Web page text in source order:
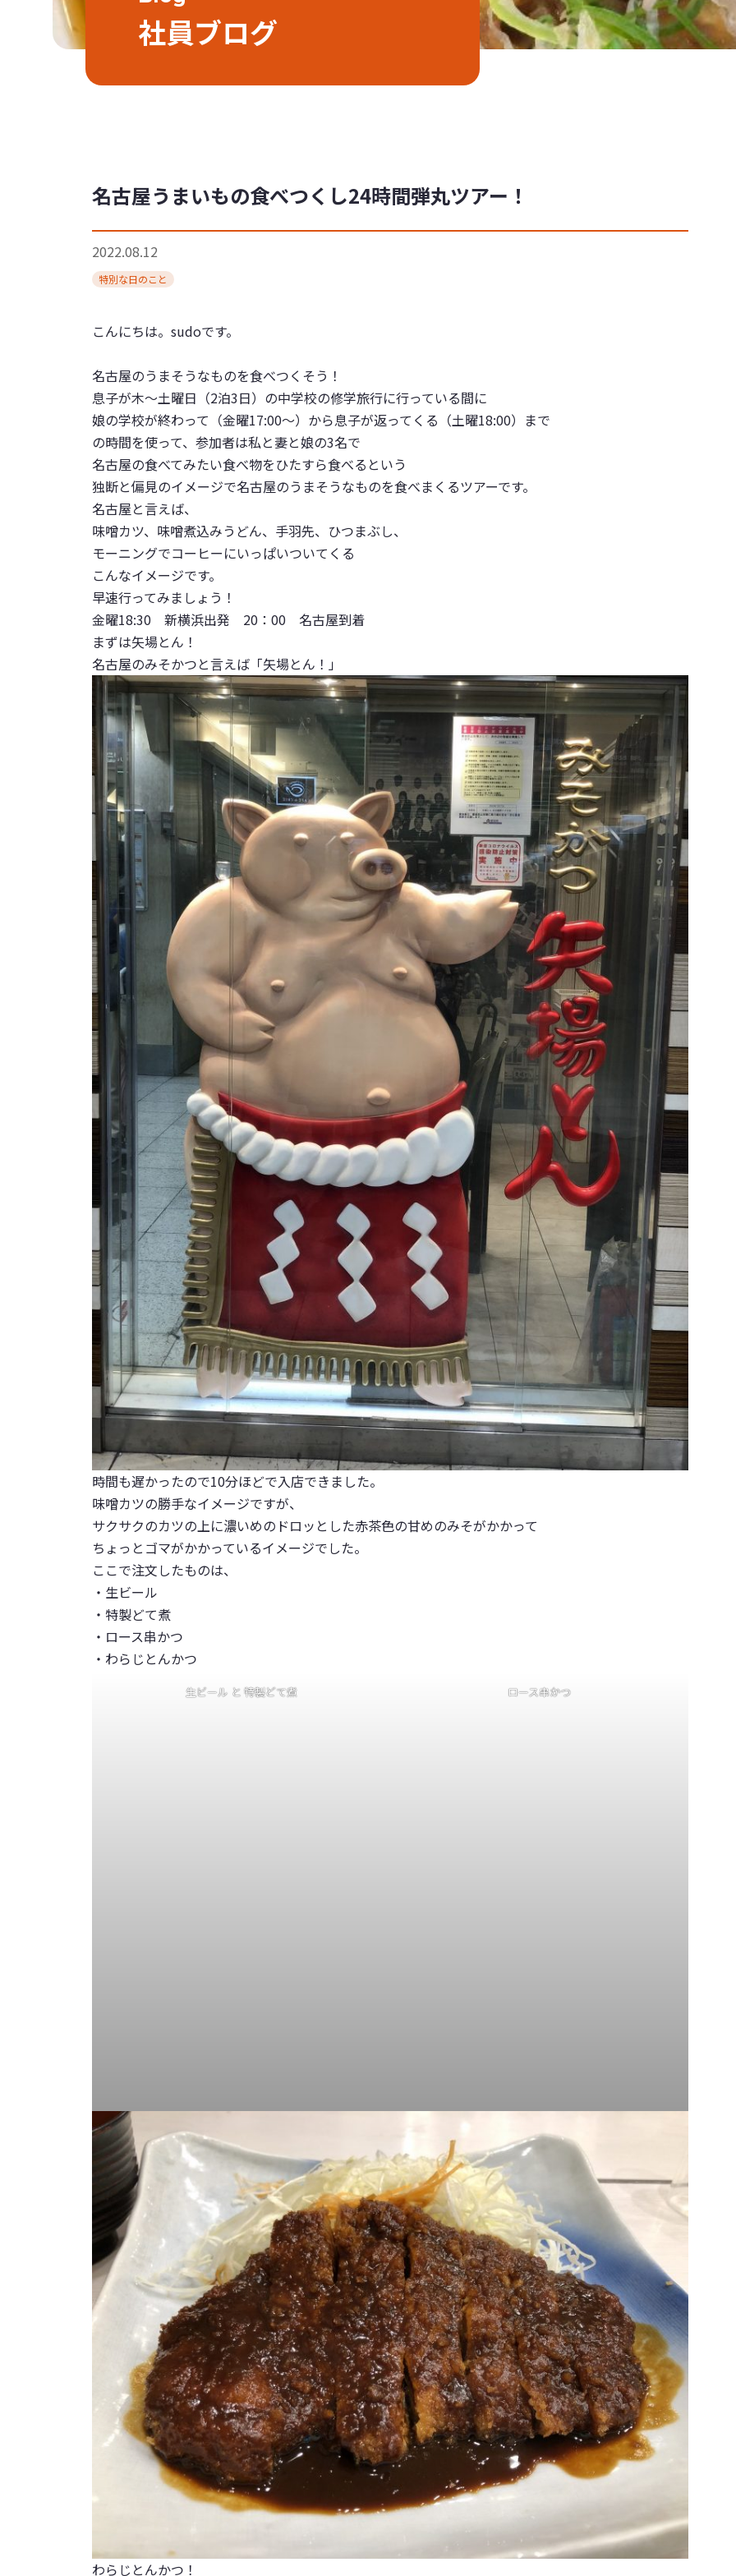
社員ブログ
名古屋うまいもの食べつくし24時間弾丸ツアー！
2022.08.12
特別な日のこと
こんにちは。sudoです。
名古屋のうまそうなものを食べつくそう！
息子が木～土曜日（2泊3日）の中学校の修学旅行に行っている間に
娘の学校が終わって （金曜17:00～）から息子が返ってくる （土曜18:00）まで
の時間を使って、参加者は私と妻と娘の3名で
名古屋の食べてみたい食べ物をひたすら食べるという
独断と偏見のイメージで名古屋のうまそうなものを食べまくるツアーです。
名古屋と言えば、
味噌カツ、 味噌煮込みうどん、 手羽先、 ひつまぶし、
モーニングでコーヒーにいっぱいついてくる
こんなイメージです。
早速行ってみましょう！
金曜18:30 新横浜出発 20：00 名古屋到着
まずは矢場とん！
名古屋のみそかつと言えば「矢場とん！ 」
時間も遅かったので10分ほどで入店できました。
味噌カツの勝手なイメージですが、
サクサクのカツの上に濃いめのドロッとした赤茶色の甘めのみそがかかって
ちょっとゴマがかかっているイメージでした。
ここで注文したものは、
・ 生ビール
・ 特製どて煮
・ ロース串かつ
・ わらじとんかつ
生ビール と 特製どて煮 ロース串かつ
わらじとんかつ！